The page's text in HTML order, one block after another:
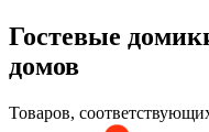
Гостевые
домов
Товаров,